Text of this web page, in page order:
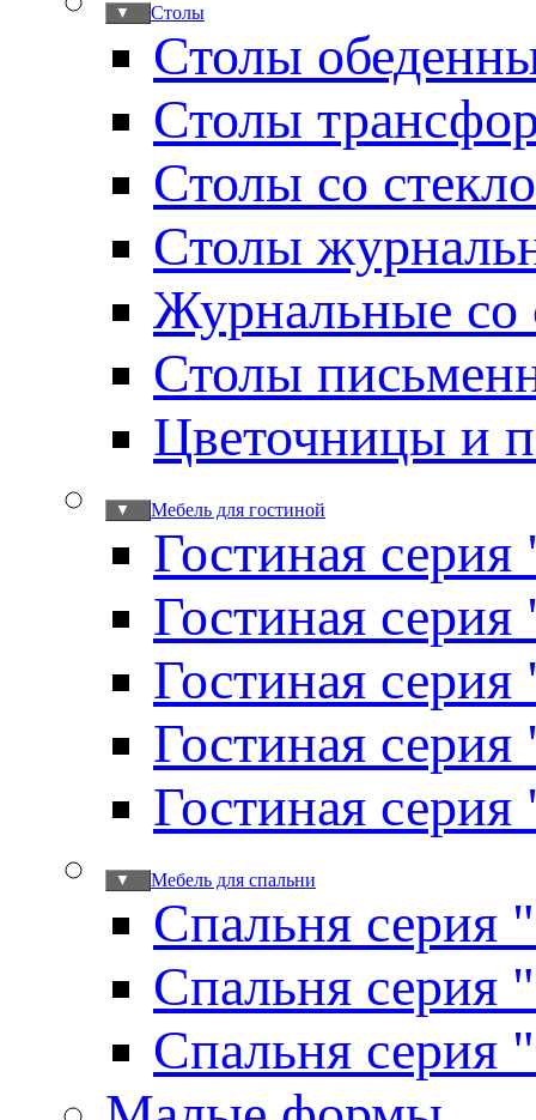
Столы
▼
Столы
Столы
Столы со
Столы
Журнальные со
Столы
Цветочницы и
Мебель для гостиной
▼
Гостиная
Гостиная
Гостиная
Гостиная
Гостиная
Мебель для спальни
▼
Спальня серия
Спальня серия
Спальня серия